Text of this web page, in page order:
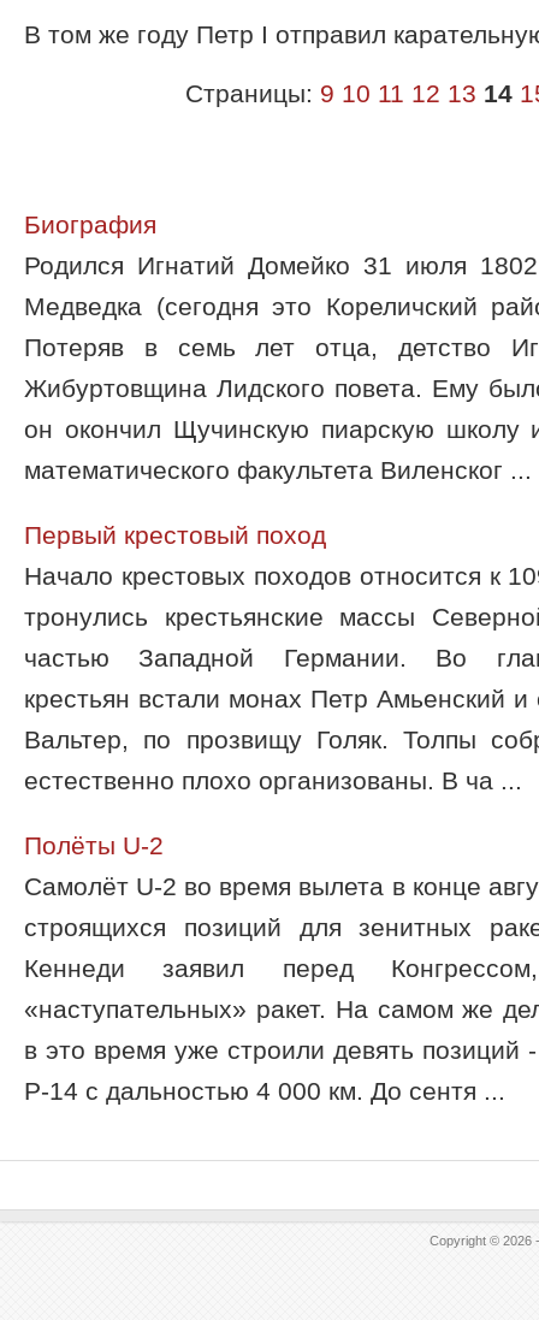
В том же году Петр I отправил
Страницы: 9 10 11 12 13 14
Биография
Родился Игнатий Домейко 31 июля
Медведка (сегодня это Кореличский
Потеряв в семь лет отца, детство
Жибуртовщина Лидского повета. Ему
он окончил Щучинскую пиарскую школу
математического факультета Виленског ...
Первый крестовый поход
Начало крестовых походов относится к
тронулись крестьянские массы
частью Западной Германии. Во
крестьян встали монах Петр Амьенский
Вальтер, по прозвищу Голяк. Толпы
естественно плохо организованы. В ча ...
Полёты U-2
Самолёт U-2 во время вылета в конце
строящихся позиций для зенитных
Кеннеди заявил перед
«наступательных» ракет. На самом же
в это время уже строили девять
Р-14 с дальностью 4 000 км. До сентя ...
Copyright © 2026